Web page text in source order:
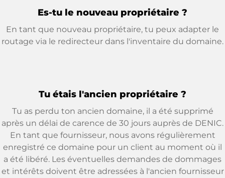
Es-tu le nouveau propriétaire ?
En tant que nouveau propriétaire, tu peux adapter le
routage via le redirecteur dans l'inventaire du domaine.
Tu étais l'ancien propriétaire ?
Tu as perdu ton ancien domaine, il a été supprimé
après un délai de carence de 30 jours auprès de DENIC.
En tant que fournisseur, nous avons régulièrement
enregistré ce domaine pour un client au moment où il
a été libéré. Les éventuelles demandes de dommages
et intérêts doivent être adressées à l'ancien fournisseur